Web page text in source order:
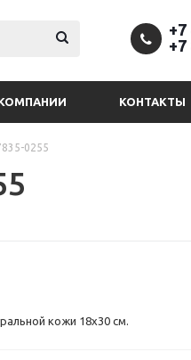
+7
+7
КОНТАКТЫ
0255
кожи 18х30 см.